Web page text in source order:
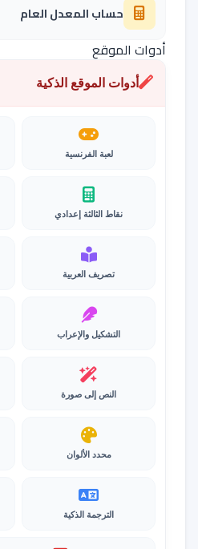
حساب المعدل العام
أدوات الموقع
أدوات الموقع الذكية
لعبة الفرنسية
نقاط الثالثة إعدادي
تصريف العربية
التشكيل والإعراب
النص إلى صورة
محدد الألوان
الترجمة الذكية